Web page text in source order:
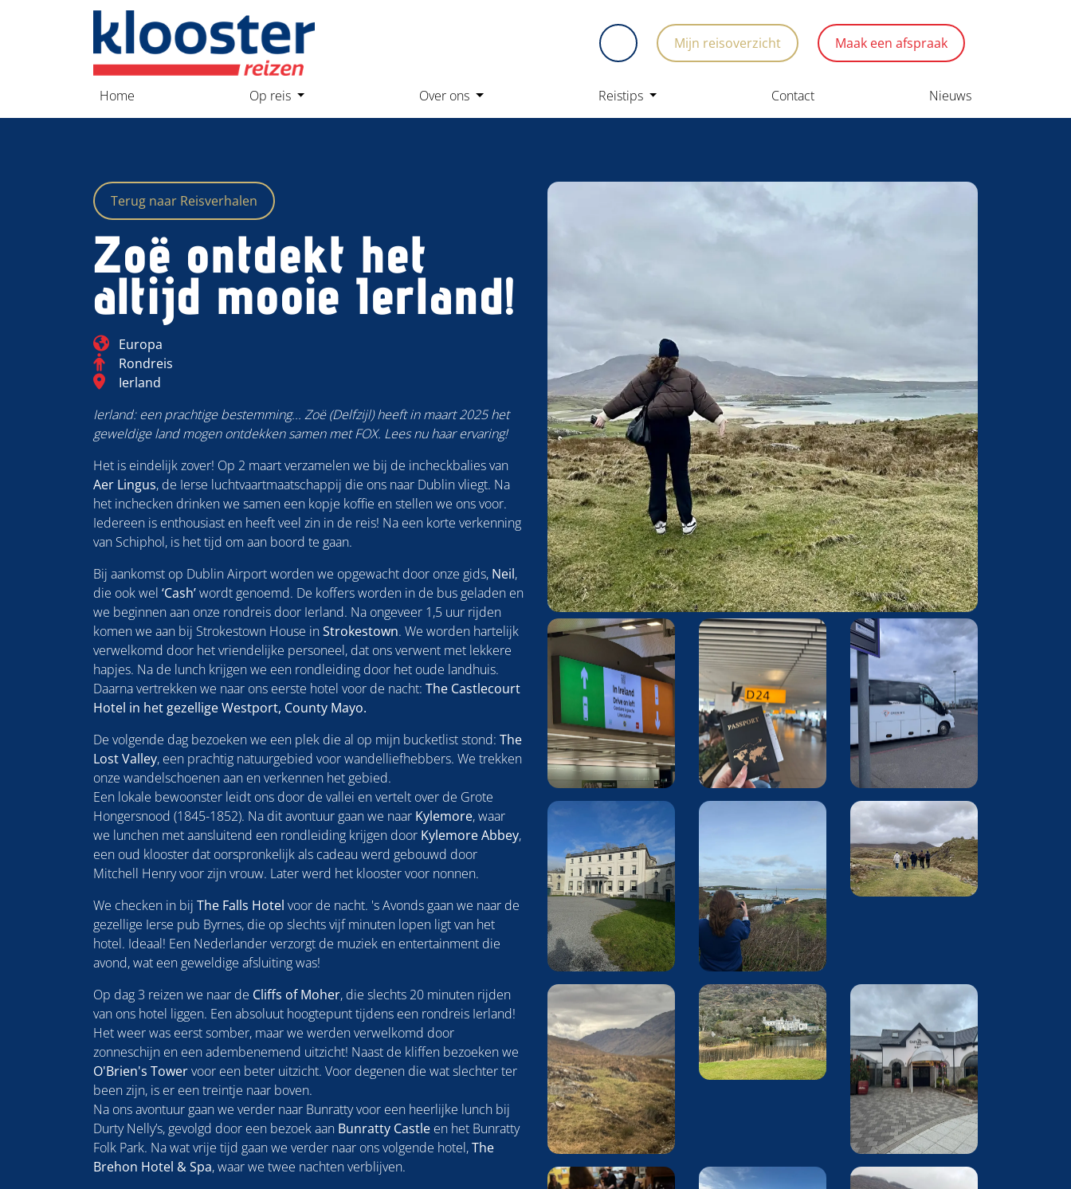
Mijn reisoverzicht
Maak een afspraak
Home Op reis Over ons Reistips Contact Nieuws
Terug naar Reisverhalen
Zoë ontdekt het
altijd mooie Ierland!
Blog_field_Bestemming
Ierland
Categorie
Rondreis
Blog_field_Continent
Europa
Ierland: een prachtige bestemming... Zoë (Delfzijl) heeft in maart 2025 het
geweldige land mogen ontdekken samen met FOX. Lees nu haar ervaring!
Het is eindelijk zover! Op 2 maart verzamelen we bij de incheckbalies van
Aer Lingus, de Ierse luchtvaartmaatschappij die ons naar Dublin vliegt. Na
het inchecken drinken we samen een kopje koffie en stellen we ons voor.
Iedereen is enthousiast en heeft veel zin in de reis! Na een korte verkenning
van Schiphol, is het tijd om aan boord te gaan.
Bij aankomst op Dublin Airport worden we opgewacht door onze gids, Neil,
die ook wel ‘Cash’wordt genoemd. De koffers worden in de bus geladen en
we beginnen aan onze rondreis door Ierland. Na ongeveer 1,5 uur rijden
komen we aan bij Strokestown House inStrokestown. We worden hartelijk
verwelkomd door het vriendelijke personeel, dat ons verwent met lekkere
hapjes. Na de lunch krijgen we een rondleiding door het oude landhuis.
Daarna vertrekken we naar ons eerste hotel voor de nacht: The Castlecourt
Hotel in het gezellige Westport, County Mayo.
De volgende dag bezoeken we een plek die al op mijn bucketlist stond: The
Lost Valley, een prachtig natuurgebied voor wandelliefhebbers. We trekken
onze wandelschoenen aan en verkennen het gebied.
Een lokale bewoonster leidt ons door de vallei en vertelt over de Grote
Hongersnood (1845-1852). Na dit avontuur gaan we naar Kylemore, waar
we lunchen met aansluitend een rondleiding krijgen door Kylemore Abbey,
een oud klooster dat oorspronkelijk als cadeau werd gebouwd door
Mitchell Henry voor zijn vrouw. Later werd het klooster voor nonnen.
We checken in bij The Falls Hotel voor de nacht. 's Avonds gaan we naar de
gezellige Ierse pub Byrnes, die op slechts vijf minuten lopen ligt van het
hotel. Ideaal! Een Nederlander verzorgt de muziek en entertainment die
avond, wat een geweldige afsluiting was!
Op dag 3 reizen we naar de Cliffs of Moher, die slechts 20 minuten rijden
van ons hotel liggen. Een absoluut hoogtepunt tijdens een rondreis Ierland!
Het weer was eerst somber, maar we werden verwelkomd door
zonneschijn en een adembenemend uitzicht! Naast de kliffen bezoeken we
O'Brien's Towervoor een beter uitzicht. Voor degenen die wat slechter ter
been zijn, is er een treintje naar boven.
Na ons avontuur gaan we verder naar Bunratty voor een heerlijke lunch bij
Durty Nelly’s, gevolgd door een bezoek aan Bunratty Castle en het Bunratty
Folk Park. Na wat vrije tijd gaan we verder naar ons volgende hotel,The
Brehon Hotel & Spa, waar we twee nachten verblijven.
Foto
album
overslaan